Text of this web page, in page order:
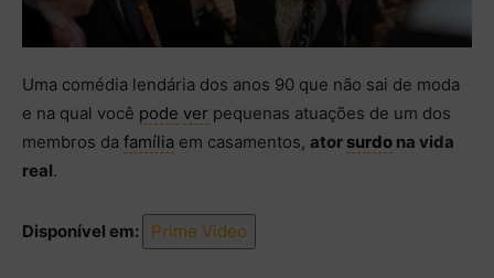
Uma comédia lendária dos anos 90 que não sai de moda
e na qual você pode ver pequenas atuações de um dos
membros da família em casamentos, ator surdo na vida
real.
Disponível em: Prime Video